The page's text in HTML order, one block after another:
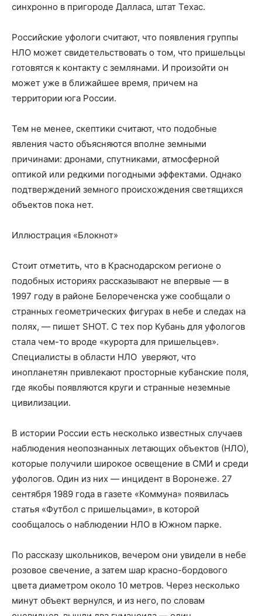
синхронно в пригороде Далласа, штат Техас.
Российские уфологи считают, что появления группы
НЛО может свидетельствовать о том, что пришельцы
готовятся к контакту с землянами. И произойти он
может уже в ближайшее время, причем на
территории юга России.
Тем не менее, скептики считают, что подобные
явления часто объясняются вполне земными
причинами: дронами, спутниками, атмосферной
оптикой или редкими погодными эффектами. Однако
подтверждений земного происхождения светящихся
объектов пока нет.
Иллюстрация «Блокнот»
Стоит отметить, что в Краснодарском регионе о
подобных историях рассказывают не впервые — в
1997 году в районе Белореченска уже сообщали о
странных геометрических фигурах в небе и следах на
полях, — пишет SHOT. С тех пор Кубань для уфологов
стала чем-то вроде «курорта для пришельцев».
Специалисты в области НЛО уверяют, что
инопланетян привлекают просторные кубанские поля,
где якобы появляются круги и странные неземные
цивилизации.
В истории России есть несколько известных случаев
наблюдения неопознанных летающих объектов (НЛО),
которые получили широкое освещение в СМИ и среди
уфологов. Один из них — инцидент в Воронеже. 27
сентября 1989 года в газете «Коммуна» появилась
статья «Футбол с пришельцами», в которой
сообщалось о наблюдении НЛО в Южном парке.
По рассказу школьников, вечером они увидели в небе
розовое свечение, а затем шар красно-бордового
цвета диаметром около 10 метров. Через несколько
минут объект вернулся, и из него, по словам